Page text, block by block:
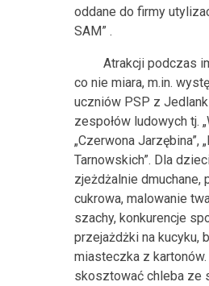
oddane do firmy
SAM” .
Atrakcji podczas
co nie miara, m.in.
uczniów PSP z
zespołów ludowych tj.
„Czerwona Jarzębina”,
Tarnowskich”. Dla
zjeżdżalnie dmuchane,
cukrowa, malowanie
szachy, konkurencje
przejażdżki na kucyku,
miasteczka z kartonów.
skosztować chleba ze